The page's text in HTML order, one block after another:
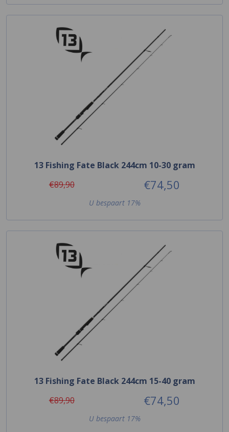
13 Fishing Fate Black 244cm 10-30 gram
€89,90
€74,50
U bespaart 17%
13 Fishing Fate Black 244cm 15-40 gram
€89,90
€74,50
U bespaart 17%